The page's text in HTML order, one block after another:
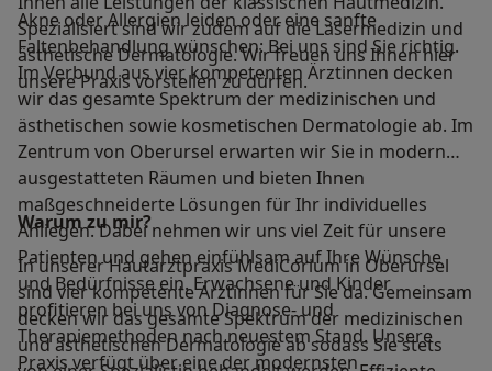
Spezialisiert sind wir zudem auf die Lasermedizin und
ästhetische Dermatologie. Wir freuen uns Ihnen hier
unsere Praxis vorstellen zu dürfen.
Akne oder Allergien leiden oder eine sanfte
Faltenbehandlung wünschen: Bei uns sind Sie richtig.
Im Verbund aus vier kompetenten Ärztinnen decken
wir das gesamte Spektrum der medizinischen und
ästhetischen sowie kosmetischen Dermatologie ab. Im
Zentrum von Oberursel erwarten wir Sie in modern
ausgestatteten Räumen und bieten Ihnen
maßgeschneiderte Lösungen für Ihr individuelles
Anliegen. Dabei nehmen wir uns viel Zeit für unsere
Patienten und gehen einfühlsam auf Ihre Wünsche
und Bedürfnisse ein. Erwachsene und Kinder
profitieren bei uns von Diagnose- und
Therapiemethoden nach neuestem Stand. Unsere
Praxis verfügt über eine der modernsten
Warum zu mir?
In unserer Hautarztpraxis MediCorium in Oberursel
sind vier kompetente Ärztinnen für Sie da. Gemeinsam
decken wir das gesamte Spektrum der medizinischen
und ästhetischen Dermatologie ab sodass Sie stets